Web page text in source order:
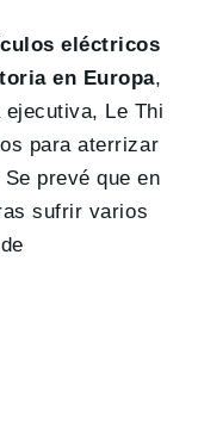
eléctricos
en Europa,
Le Thi
para aterrizar
prevé que en
sufrir varios